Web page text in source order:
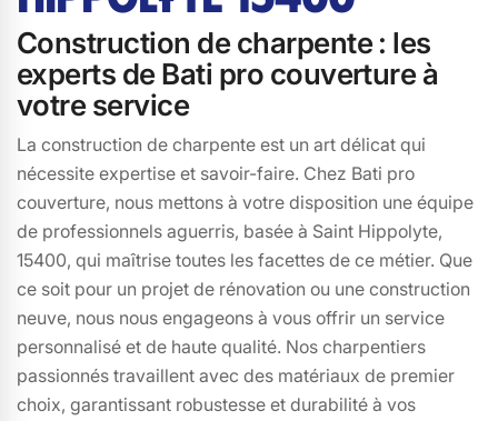
Construction de charpente : les
experts de Bati pro couverture à
votre service
La construction de charpente est un art délicat qui
nécessite expertise et savoir-faire. Chez Bati pro
couverture, nous mettons à votre disposition une équipe
de professionnels aguerris, basée à Saint Hippolyte,
15400, qui maîtrise toutes les facettes de ce métier. Que
ce soit pour un projet de rénovation ou une construction
neuve, nous nous engageons à vous offrir un service
personnalisé et de haute qualité. Nos charpentiers
passionnés travaillent avec des matériaux de premier
choix, garantissant robustesse et durabilité à vos